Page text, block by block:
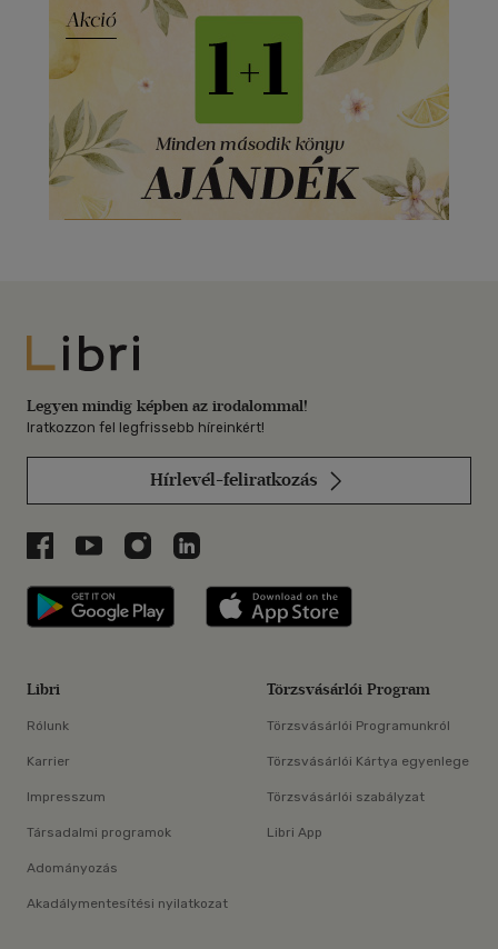
Libri
Legyen mindig képben az irodalommal!
Iratkozzon fel legfrissebb híreinkért!
Hírlevél-feliratkozás
Libri a Facebookon
Libri a Youtube-on
Libri az Instagramon
Libri a LinkedInen
Libri applikáció Szerezd meg: Google
Libri
Rólunk
Karrier
Impresszum
Társadalmi programok
Adományozás
Akadálymentesítési nyilatkozat
Törzsvásárlói Program
Törzsvásárlói Programunkról
Törzsvásárlói Kártya egyenlege
Törzsvásárlói szabályzat
Libri App